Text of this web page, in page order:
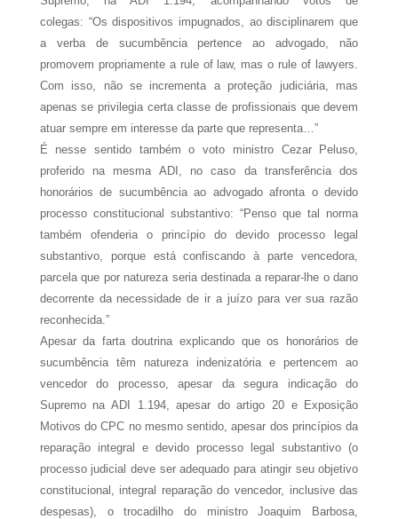
colegas: “Os dispositivos impugnados, ao disciplinarem que
a verba de sucumbência pertence ao advogado, não
promovem propriamente a rule of law, mas o rule of lawyers.
Com isso, não se incrementa a proteção judiciária, mas
apenas se privilegia certa classe de profissionais que devem
atuar sempre em interesse da parte que representa…”
É nesse sentido também o voto ministro Cezar Peluso,
proferido na mesma ADI, no caso da transferência dos
honorários de sucumbência ao advogado afronta o devido
processo constitucional substantivo: “Penso que tal norma
também ofenderia o princípio do devido processo legal
substantivo, porque está confiscando à parte vencedora,
parcela que por natureza seria destinada a reparar-lhe o dano
decorrente da necessidade de ir a juízo para ver sua razão
reconhecida.”
Apesar da farta doutrina explicando que os honorários de
sucumbência têm natureza indenizatória e pertencem ao
vencedor do processo, apesar da segura indicação do
Supremo na ADI 1.194, apesar do artigo 20 e Exposição
Motivos do CPC no mesmo sentido, apesar dos princípios da
reparação integral e devido processo legal substantivo (o
processo judicial deve ser adequado para atingir seu objetivo
constitucional, integral reparação do vencedor, inclusive das
despesas), o trocadilho do ministro Joaquim Barbosa,